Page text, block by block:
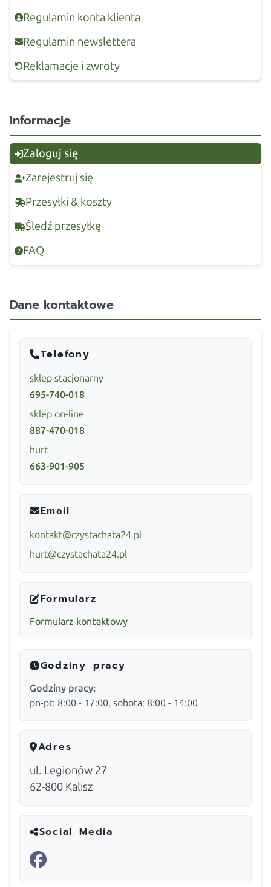
Regulamin konta klienta
Regulamin newslettera
Reklamacje i zwroty
Informacje
Zaloguj się
Zarejestruj się
Przesyłki & koszty
Śledź przesyłkę
FAQ
Dane kontaktowe
Telefony
sklep stacjonarny
695-740-018
sklep on-line
887-470-018
hurt
663-901-905
Email
kontakt@czystachata24.pl
hurt@czystachata24.pl
Formularz
Formularz kontaktowy
Godziny pracy
Godziny pracy:
pn-pt: 8:00 - 17:00, sobota: 8:00 - 14:00
Adres
ul. Legionów 27
62-800 Kalisz
Social Media